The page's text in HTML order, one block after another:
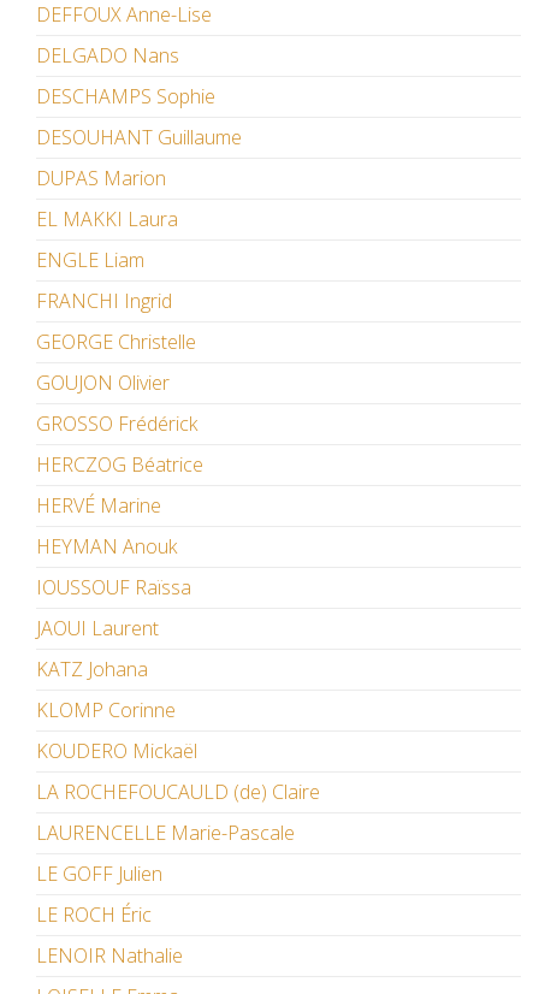
DEFFOUX Anne-Lise
DELGADO Nans
DESCHAMPS Sophie
DESOUHANT Guillaume
DUPAS Marion
EL MAKKI Laura
ENGLE Liam
FRANCHI Ingrid
GEORGE Christelle
GOUJON Olivier
GROSSO Frédérick
HERCZOG Béatrice
HERVÉ Marine
HEYMAN Anouk
IOUSSOUF Raïssa
JAOUI Laurent
KATZ Johana
KLOMP Corinne
KOUDERO Mickaël
LA ROCHEFOUCAULD (de) Claire
LAURENCELLE Marie-Pascale
LE GOFF Julien
LE ROCH Éric
LENOIR Nathalie